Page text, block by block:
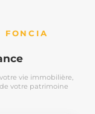
FONCIA
vie immobilière,
votre patrimoine